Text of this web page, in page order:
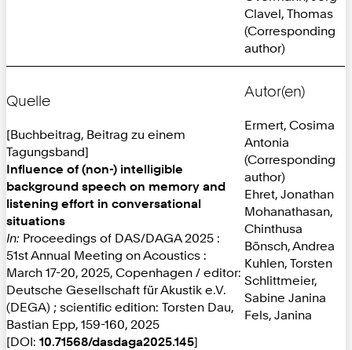
Clavel, Thomas
(Corresponding
author)
Quelle
[Buchbeitrag, Beitrag zu einem
Tagungsband]
Influence of (non-) intelligible
background speech on memory and
listening effort in conversational
situations
In: Proceedings of DAS/DAGA 2025 :
51st Annual Meeting on Acoustics :
March 17-20, 2025, Copenhagen / editor:
Deutsche Gesellschaft für Akustik e.V.
(DEGA) ; scientific edition: Torsten Dau,
Bastian Epp, 159-160, 2025
[DOI: 10.71568/dasdaga2025.145]
Autor(en)
Ermert, Cosima
Antonia
(Corresponding
author)
Ehret, Jonathan
Mohanathasan,
Chinthusa
Bönsch, Andrea
Kuhlen, Torsten
Schlittmeier,
Sabine Janina
Fels, Janina